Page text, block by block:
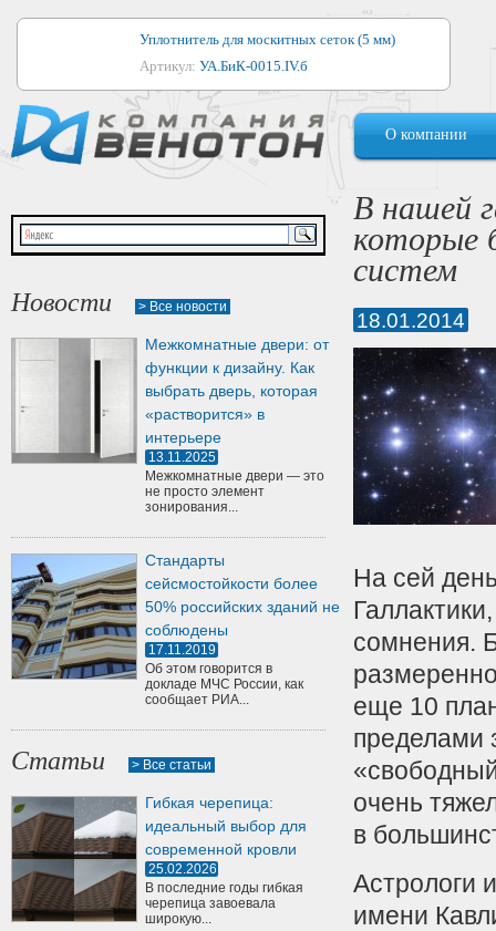
Уплотнитель для москитных сеток (5 мм)
Артикул: УА.БиК-0015.IV.б
Уплотнитель для алюминиевых окон
Артикул:1044
Уплотнитель для деревянных окон
Артикул:УМ.БиК-0062.IV.б
Уплотнитель лоджиевый для (4, 5, 6 мм)
Уплотнитель для деревянных дверей
Артикул:
О компании
Новости > Все новости
Межкомнатные двери: от
функции к дизайну. Как
выбрать дверь, которая
«растворится» в
интерьере
13.11.2025
Межкомнатные двери — это
не просто элемент
зонирования...
Стандарты
сейсмостойкости более
50% российских зданий не
соблюдены
17.11.2019
Об этом говорится в
докладе МЧС России, как
сообщает РИА...
Статьи > Все статьи
Гибкая черепица:
идеальный выбор для
современной кровли
25.02.2026
В последние годы гибкая
черепица завоевала
широкую...
В нашей
которые
систем
18.01.2014
На сей
сомнения.
еще 10
пределами
очень
в
Астрологи
имени